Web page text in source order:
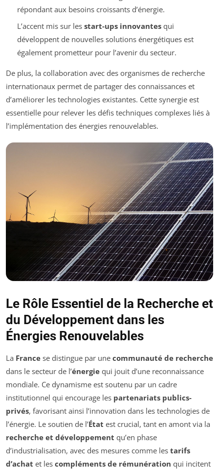
répondant aux besoins croissants d’énergie.
L’accent mis sur les start-ups innovantesqui
développent de nouvelles solutions énergétiques est
également prometteur pour l’avenir du secteur.
De plus, la collaboration avec des organismes de recherche
internationaux permet de partager des connaissances et
d’améliorer les technologies existantes. Cette synergie est
essentielle pour relever les défis techniques complexes liés à
l’implémentation des énergies renouvelables.
Le Rôle Essentiel de la Recherche et
du Développement dans les
Énergies Renouvelables
La France se distingue par une communauté de recherche
dans le secteur de l’énergie qui jouit d’une reconnaissance
mondiale. Ce dynamisme est soutenu par un cadre
institutionnel qui encourage les partenariats publics-
privés, favorisant ainsi l’innovation dans les technologies de
l’énergie. Le soutien de l’État est crucial, tant en amont via la
recherche et développement qu’en phase
d’industrialisation, avec des mesures comme les tarifs
d’achat et les compléments de rémunération qui incitent